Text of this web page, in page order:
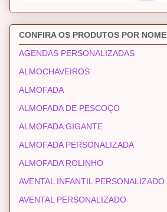
CONFIRA OS PRODUTOS POR NOME
AGENDAS PERSONALIZADAS
ALMOCHAVEIROS
ALMOFADA
ALMOFADA DE PESCOÇO
ALMOFADA GIGANTE
ALMOFADA PERSONALIZADA
ALMOFADA ROLINHO
AVENTAL INFANTIL PERSONALIZADO
AVENTAL PERSONALIZADO